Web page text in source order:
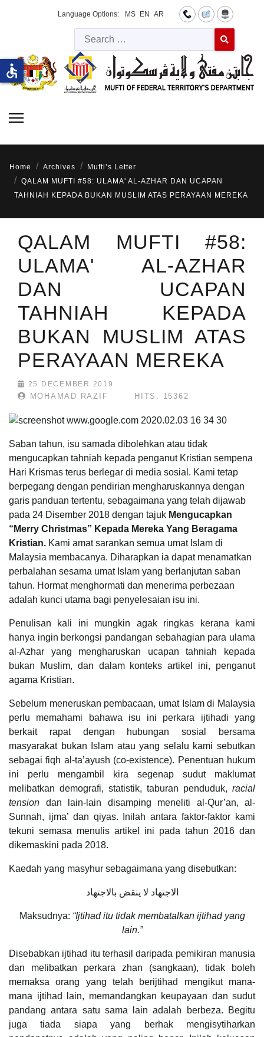
Language Options: MS EN AR
Type 2 or
Home Archives
Mufti’s Letter
QALAM MUFTI #58: ULAMA' AL-AZHAR DAN UCAPAN
TAHNIAH KEPADA BUKAN MUSLIM ATAS PERAYAAN MEREKA
QALAM MUFTI #58:
ULAMA' AL-AZHAR
DAN UCAPAN
TAHNIAH KEPADA
BUKAN MUSLIM ATAS
PERAYAAN MEREKA
25 DECEMBER 2019
MOHAMAD RAZIF HITS: 15362
Saban tahun, isu samada dibolehkan atau tidak
mengucapkan tahniah kepada penganut Kristian sempena
Hari Krismas terus berlegar di media sosial. Kami tetap
berpegang dengan pendirian mengharuskannya dengan
garis panduan tertentu, sebagaimana yang telah dijawab
pada 24 Disember 2018 dengan tajuk Mengucapkan
“Merry Christmas” Kepada Mereka Yang Beragama
Kristian. Kami amat sarankan semua umat Islam di
Malaysia membacanya. Diharapkan ia dapat menamatkan
perbalahan sesama umat Islam yang berlanjutan saban
tahun. Hormat menghormati dan menerima perbezaan
adalah kunci utama bagi penyelesaian isu ini.
Penulisan kali ini mungkin agak ringkas kerana kami
hanya ingin berkongsi pandangan sebahagian para ulama
al-Azhar yang mengharuskan ucapan tahniah kepada
bukan Muslim, dan dalam konteks artikel ini, penganut
agama Kristian.
Sebelum meneruskan pembacaan, umat Islam di Malaysia
perlu memahami bahawa isu ini perkara ijtihadi yang
berkait rapat dengan hubungan sosial bersama
masyarakat bukan Islam atau yang selalu kami sebutkan
sebagai fiqh al-ta’ayush (co-existence). Penentuan hukum
ini perlu mengambil kira segenap sudut maklumat
melibatkan demografi, statistik, taburan penduduk, racial
tension dan lain-lain disamping meneliti al-Qur’an, al-
Sunnah, ijma’ dan qiyas. Inilah antara faktor-faktor kami
tekuni semasa menulis artikel ini pada tahun 2016 dan
dikemaskini pada 2018.
Kaedah yang masyhur sebagaimana yang disebutkan:
الاجتهاد لا ينقض بالاجتهاد
Maksudnya: “Ijtihad itu tidak membatalkan ijtihad yang
lain.”
Disebabkan ijtihad itu terhasil daripada pemikiran manusia
dan melibatkan perkara zhan (sangkaan), tidak boleh
memaksa orang yang telah berijtihad mengikut mana-
mana ijtihad lain, memandangkan keupayaan dan sudut
pandang antara satu sama lain adalah berbeza. Begitu
juga tiada siapa yang berhak mengisytiharkan
accessible